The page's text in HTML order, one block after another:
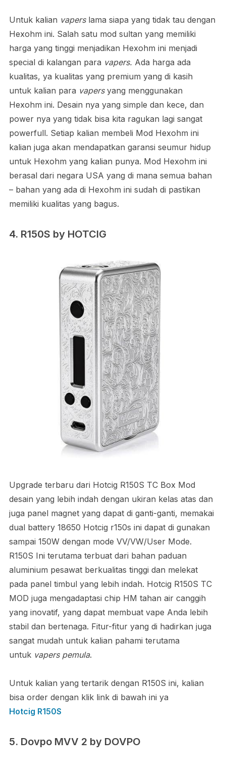
Untuk kalian vapers lama siapa yang tidak tau dengan
Hexohm ini. Salah satu mod sultan yang memiliki
harga yang tinggi menjadikan Hexohm ini menjadi
special di kalangan para vapers. Ada harga ada
kualitas, ya kualitas yang premium yang di kasih
untuk kalian para vapers yang menggunakan
Hexohm ini. Desain nya yang simple dan kece, dan
power nya yang tidak bisa kita ragukan lagi sangat
powerfull. Setiap kalian membeli Mod Hexohm ini
kalian juga akan mendapatkan garansi seumur hidup
untuk Hexohm yang kalian punya. Mod Hexohm ini
berasal dari negara USA yang di mana semua bahan
– bahan yang ada di Hexohm ini sudah di pastikan
memiliki kualitas yang bagus.
4. R150S by HOTCIG
Upgrade terbaru dari Hotcig R150S TC Box Mod
desain yang lebih indah dengan ukiran kelas atas dan
juga panel magnet yang dapat di ganti-ganti, memakai
dual battery 18650 Hotcig r150s ini dapat di gunakan
sampai 150W dengan mode VV/VW/User Mode.
R150S Ini terutama terbuat dari bahan paduan
aluminium pesawat berkualitas tinggi dan melekat
pada panel timbul yang lebih indah. Hotcig R150S TC
MOD juga mengadaptasi chip HM tahan air canggih
yang inovatif, yang dapat membuat vape Anda lebih
stabil dan bertenaga. Fitur-fitur yang di hadirkan juga
sangat mudah untuk kalian pahami terutama
untuk vapers pemula.
Untuk kalian yang tertarik dengan R150S ini, kalian
bisa order dengan klik link di bawah ini ya
Hotcig R150S
5. Dovpo MVV 2 by DOVPO